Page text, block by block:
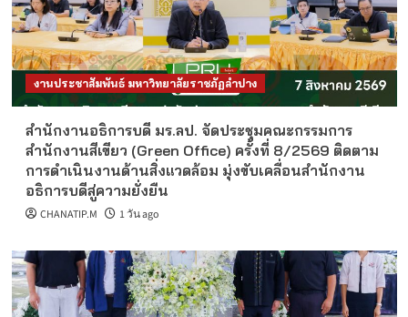
งานประชาสัมพันธ์ มหาวิทยาลัยราชภัฏลำปาง
สำนักงานอธิการบดี มร.ลป. จัดประชุมคณะกรรมการ
สำนักงานสีเขียว (Green Office) ครั้งที่ 8/2569 ติดตาม
การดำเนินงานด้านสิ่งแวดล้อม มุ่งขับเคลื่อนสำนักงาน
อธิการบดีสู่ความยั่งยืน
CHANATIP.M 1 วัน ago